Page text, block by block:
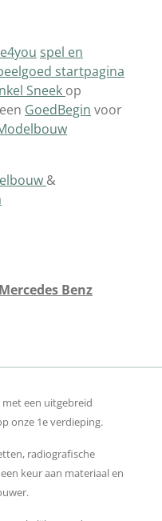
spel en
startpagina
Sneek op
GoedBegin voor
&
Benz
een uitgebreid
onze 1e verdieping.
radiografische
keur aan materiaal en